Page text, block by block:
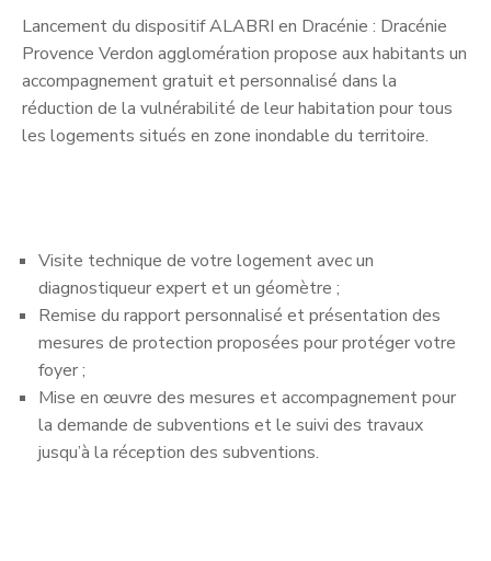
Lancement du dispositif ALABRI en Dracénie : Dracénie
Provence Verdon agglomération propose aux habitants un
accompagnement gratuit et personnalisé dans la
réduction de la vulnérabilité de leur habitation pour tous
les logements situés en zone inondable du territoire.
Visite technique de votre logement avec un
diagnostiqueur expert et un géomètre ;
Remise du rapport personnalisé et présentation des
mesures de protection proposées pour protéger votre
foyer ;
Mise en œuvre des mesures et accompagnement pour
la demande de subventions et le suivi des travaux
jusqu’à la réception des subventions.